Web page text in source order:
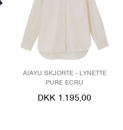
AIAYU SKJORTE - LYNETTE
PURE ECRU
DKK 1.195,00